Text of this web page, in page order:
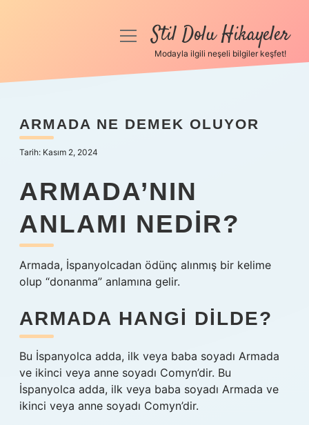
Anasayfa
Yasal Uyarı
menüyüStil Dolu Hikayeler
Modayla ilgili neşeli bilgiler keşfet!
ARMADA NE DEMEK OLUYOR
Tarih: Kasım 2, 2024
ARMADA’NIN
ANLAMI NEDIR?
Armada, İspanyolcadan ödünç alınmış bir kelime
olup “donanma” anlamına gelir.
ARMADA HANGI DILDE?
Bu İspanyolca adda, ilk veya baba soyadı Armada
ve ikinci veya anne soyadı Comyn’dir. Bu
İspanyolca adda, ilk veya baba soyadı Armada ve
ikinci veya anne soyadı Comyn’dir.